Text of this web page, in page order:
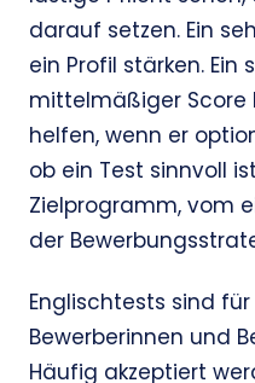
darauf setzen. Ein
ein Profil stärken.
mittelmäßiger
helfen, wenn er
ob ein Test sinnvoll
Zielprogramm, vom
der
Englischtests sind
Bewerberinnen und
Häufig akzeptiert